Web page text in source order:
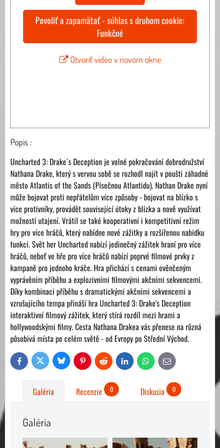
Povoliť a zapamätať - súhlas s druhom cookie:
Funkčné
Otvoriť video v novom okne
Popis :
Uncharted 3: Drake´s Deception je volné pokračování dobrodružství
Nathana Drake, který s vervou sobě se rozhodl najít v poušti záhadné
město Atlantis of the Sands (Písečnou Atlantidu). Nathan Drake nyní
může bojovat proti nepřátelům více způsoby - bojovat na blízko s
více protivníky, provádět související útoky z blízka a nově využívat
možností utajení. Vrátil se také kooperativní i kompetitivní režim
hry pro více hráčů, který nabídne nové zážitky a rozšířenou nabídku
funkcí. Svět her Uncharted nabízí jedinečný zážitek hraní pro více
hráčů, neboť ve hře pro více hráčů nabízí poprvé filmové prvky z
kampaně pro jednoho kráče. Hra přichází s cenami ověnčeným
vyprávěním příběhu a explozivními filmovými akčními sekvencemi.
Díky kombinaci příběhu s dramatickými akčními sekvencemi a
vzrušujícího tempa přináší hra Uncharted 3: Drake's Deception
interaktivní filmový zážitek, který stírá rozdíl mezi hrami a
hollywoodskými filmy. Cesta Nathana Drakea vás přenese na různá
působivá místa po celém světě - od Evropy po Střední Východ.
FacebookTwitter Bluesky PinterestReddit LinkedIn WhatsAppE-
mail
Galéria Recenzie 0 Diskusia 0
Galéria